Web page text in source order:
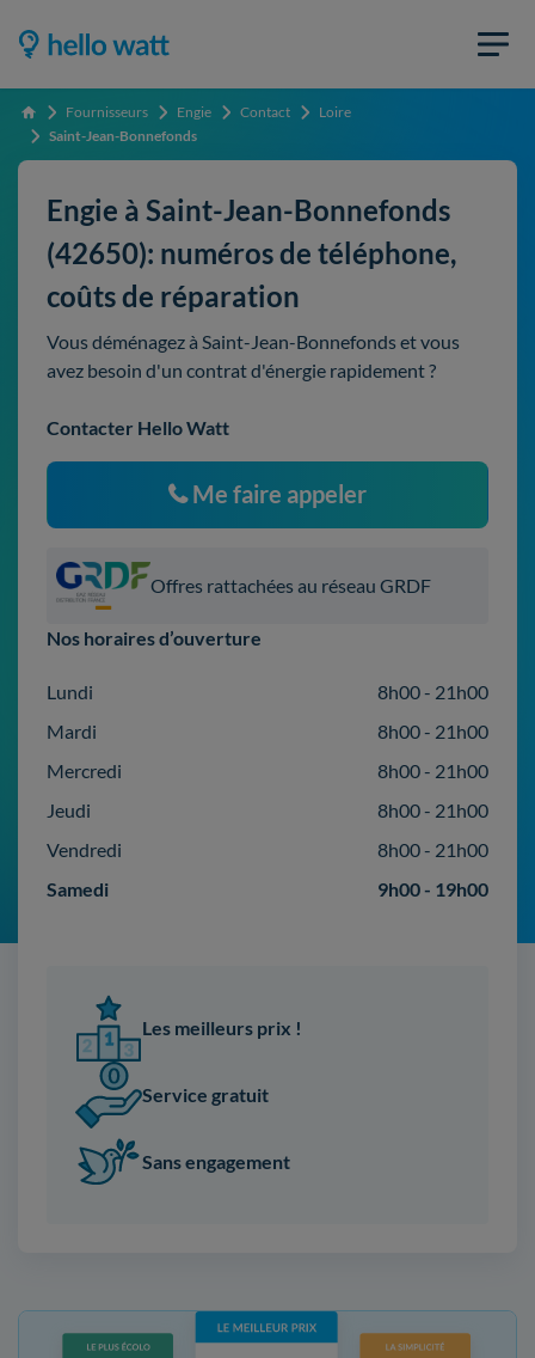
Accueil Fournisseurs Engie Contact
Loire
Saint-Jean-Bonnefonds
Engie à Saint-Jean-Bonnefonds
(42650): numéros de téléphone,
coûts de réparation
Vous déménagez à Saint-Jean-Bonnefonds et vous
avez besoin d'un contrat d'énergie rapidement ?
Contacter Hello Watt
Me faire appeler
Offres rattachées au réseau GRDF
Nos horaires d’ouverture
Lundi
8h00 - 21h00
Mardi
8h00 - 21h00
Mercredi
8h00 - 21h00
Jeudi
8h00 - 21h00
Vendredi
8h00 - 21h00
Samedi
9h00 - 19h00
Les meilleurs prix !
Service gratuit
Sans engagement